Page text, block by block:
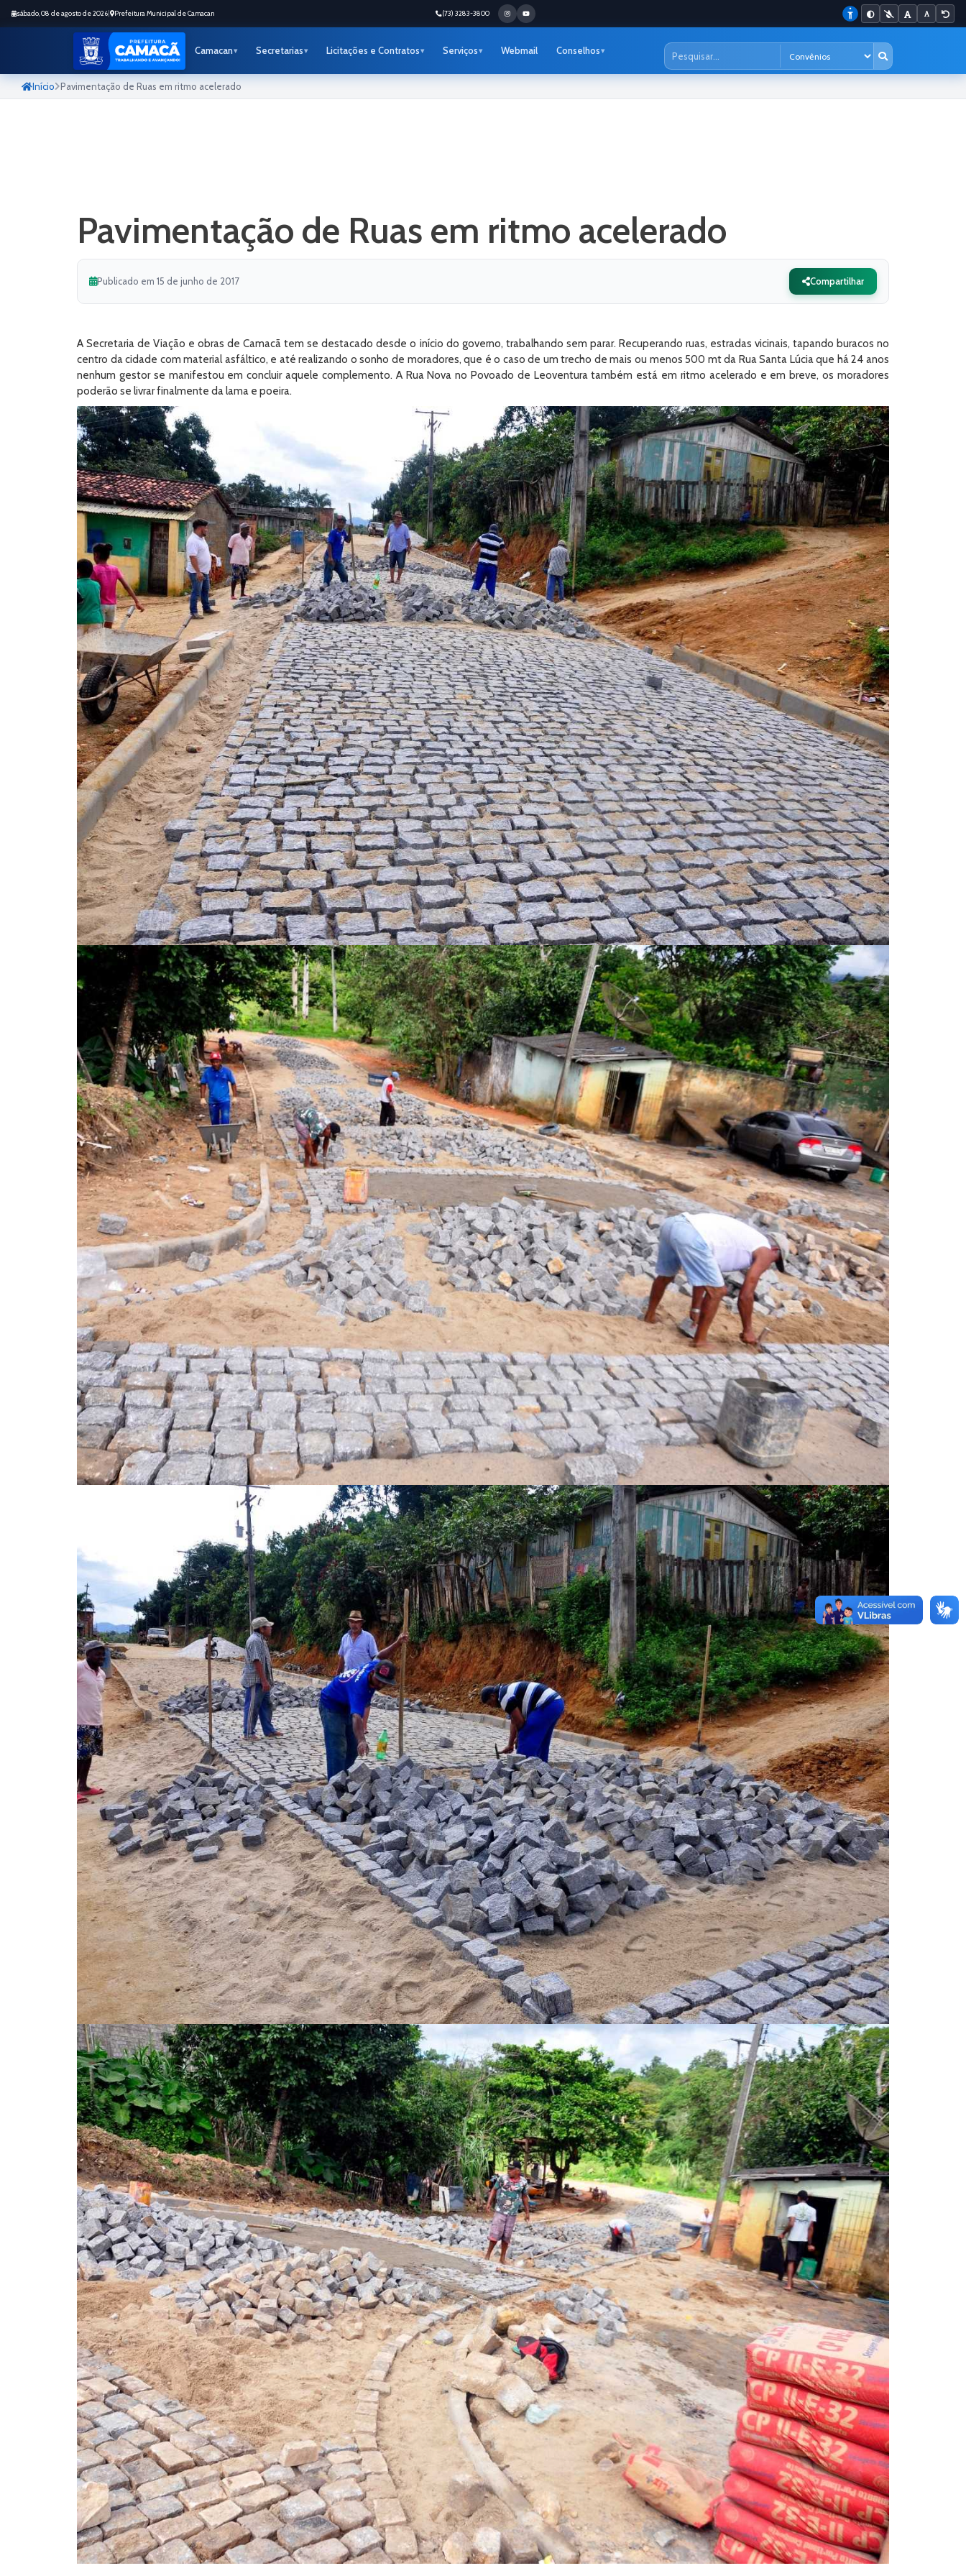
sábado, 08 de agosto de 2026 Prefeitura Municipal de Camacan (73) 3283-3800
Camacan Secretarias Licitações e Contratos Serviços Webmail Conselhos
Início Pavimentação de Ruas em ritmo acelerado
Pavimentação de Ruas em ritmo acelerado
Publicado em 15 de junho de 2017 Compartilhar
A Secretaria de Viação e obras de Camacã tem se destacado desde o início do governo, trabalhando sem parar. Recuperando ruas, estradas vicinais, tapando buracos no
centro da cidade com material asfáltico, e até realizando o sonho de moradores, que é o caso de um trecho de mais ou menos 500 mt da Rua Santa Lúcia que há 24 anos
nenhum gestor se manifestou em concluir aquele complemento. A Rua Nova no Povoado de Leoventura também está em ritmo acelerado e em breve, os moradores
poderão se livrar finalmente da lama e poeira.